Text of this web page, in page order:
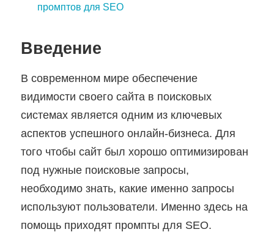
промптов для SEO
Введение
В современном мире обеспечение
видимости своего сайта в поисковых
системах является одним из ключевых
аспектов успешного онлайн-бизнеса. Для
того чтобы сайт был хорошо оптимизирован
под нужные поисковые запросы,
необходимо знать, какие именно запросы
используют пользователи. Именно здесь на
помощь приходят промпты для SEO.